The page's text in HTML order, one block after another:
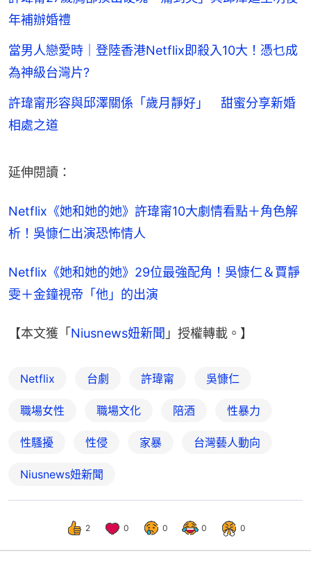
年補辦婚禮
當男人戀愛時｜登陸香港Netflix即殺入10大！憑乜成
為神級台灣片?
許瑋甯形容與邱澤關係「歲月靜好」 甜蜜分享新婚
相處之道
延伸閱讀：
Netflix《她和她的她》許瑋甯10大劇情看點＋角色解
析！吳慷仁出演恐怖情人
Netflix《她和她的她》29位最強配角！吳慷仁＆賈靜
雯＋金鐘視帝「他」的出演
【本文獲「 Niusnews妞新聞 」授權轉載。】
Netflix 台劇 許瑋甯 吳慷仁
職場女性 職場文化 陪酒 性暴力
性騷擾 性侵 家暴 台灣藝人動向
Niusnews妞新聞
2 0 0 0 0